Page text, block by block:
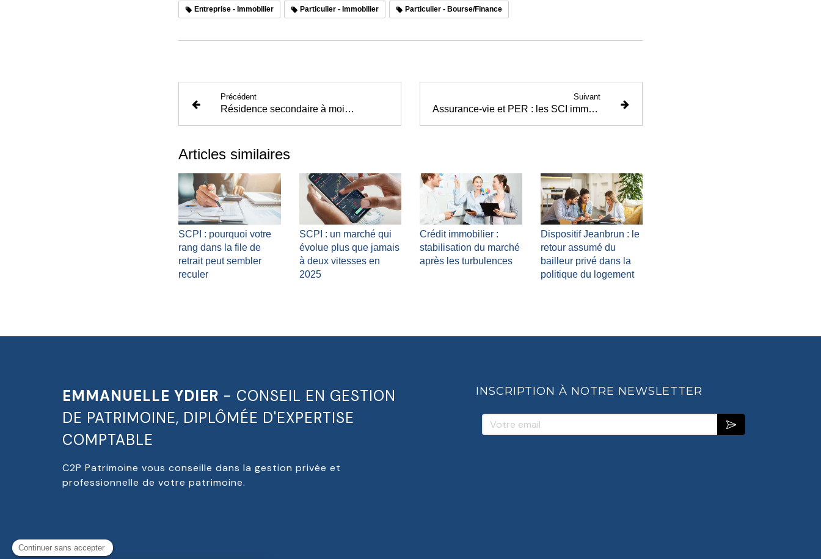
Entreprise - Immobilier Particulier - Immobilier Particulier - Bourse/Finance
Précédent
Résidence secondaire à moins de 150 000 € : la carte du possible
Suivant
Assurance-vie et PER : les SCI immobilières passent sous un cadre plus strict
Articles similaires
SCPI : pourquoi votre
rang dans la file de
retrait peut sembler
reculer
SCPI : un marché qui
évolue plus que jamais
à deux vitesses en
2025
Crédit immobilier :
stabilisation du marché
après les turbulences
Dispositif Jeanbrun : le
retour assumé du
bailleur privé dans la
politique du logement
EMMANUELLE YDIER - CONSEIL EN GESTION
DE PATRIMOINE, DIPLÔMÉE D'EXPERTISE
COMPTABLE
C2P Patrimoine vous conseille dans la gestion privée et
professionnelle de votre patrimoine.
INSCRIPTION À NOTRE NEWSLETTER
Votre email